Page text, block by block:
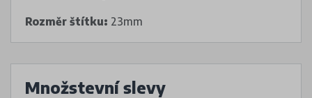
Rozměr štítku: 23mm
Množstevní slevy